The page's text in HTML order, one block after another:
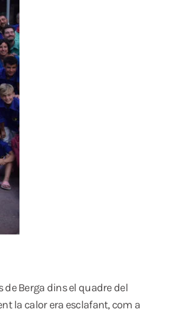
de Berga dins el quadre del
la calor era esclafant, com a